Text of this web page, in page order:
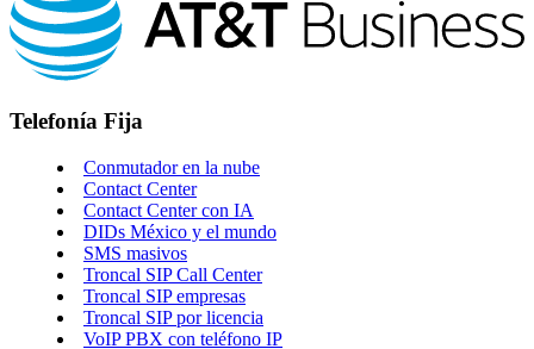
Telefonía Fija
Conmutador en la nube
Contact Center
Contact Center con IA
DIDs México y el mundo
SMS masivos
Troncal SIP Call Center
Troncal SIP empresas
Troncal SIP por licencia
VoIP PBX con teléfono IP